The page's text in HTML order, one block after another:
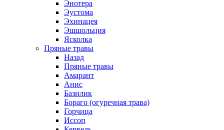
Энотера
Эустома
Эхинацея
Эшшольция
Ясколка
Пряные травы
Назад
Пряные травы
Амарант
Анис
Базилик
Бораго (огуречная трава)
Горчица
Иссоп